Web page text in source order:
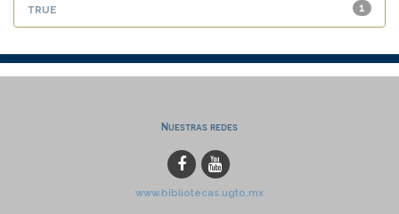
1
true
Nuestras redes
www.bibliotecas.ugto.mx